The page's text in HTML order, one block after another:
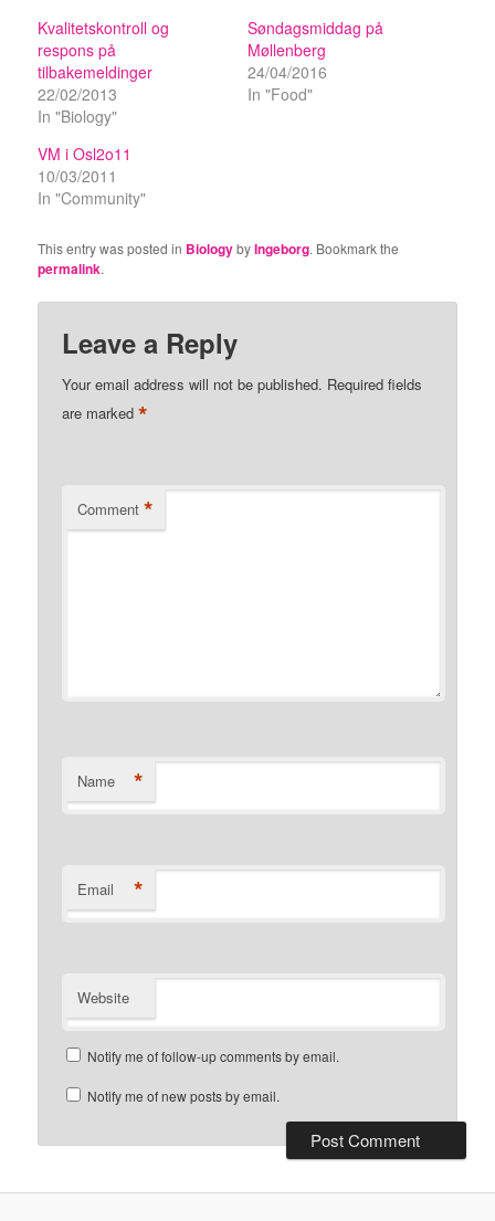
Kvalitetskontroll og
respons på
tilbakemeldinger
22/02/2013
In "Biology"
Søndagsmiddag på
Møllenberg
24/04/2016
In "Food"
VM i Osl2o11
10/03/2011
In "Community"
This entry was posted in BiologybyIngeborg. Bookmark the
permalink.
Leave a Reply
Your email address will not be published. Required fields
are marked*
Comment *
Name *
Email *
Website
Notify me of follow-up comments by email.
Notify me of new posts by email.